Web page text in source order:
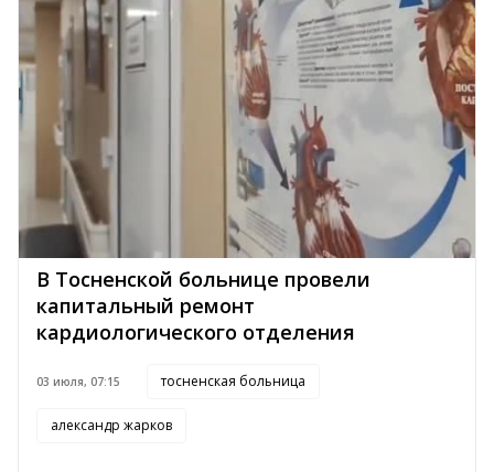
В Тосненской больнице провели
капитальный ремонт
кардиологического отделения
03 июля, 07:15 тосненская больница
александр жарков